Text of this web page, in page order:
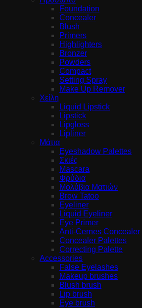
Foundation
Concealer
Blush
Primers
Highlighters
Bronzer
Powders
Compact
Setting Spray
Make Up Remover
Χείλη
Liquid Lipstick
Lipstick
Lipgloss
Lipliner
Μάτια
Eyeshadow Palettes
Σκιές
Mascara
Φρύδια
Μολύβια Ματιών
Brow Tatoo
Eyeliner
Liquid Eyeliner
Eye Primer
Anti-Cernes Concealer
Concealer Palettes
Correcting Palette
Accessories
False Eyelashes
Makeup brushes
Blush brush
Lip brush
Eye brush